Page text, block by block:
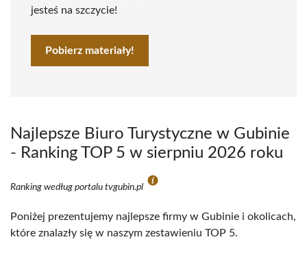
jesteś na szczycie!
Pobierz materiały!
Najlepsze Biuro Turystyczne w Gubinie
- Ranking TOP 5 w sierpniu 2026 roku
Ranking według portalu tvgubin.pl
Poniżej prezentujemy najlepsze firmy w Gubinie i okolicach,
które znalazły się w naszym zestawieniu TOP 5.